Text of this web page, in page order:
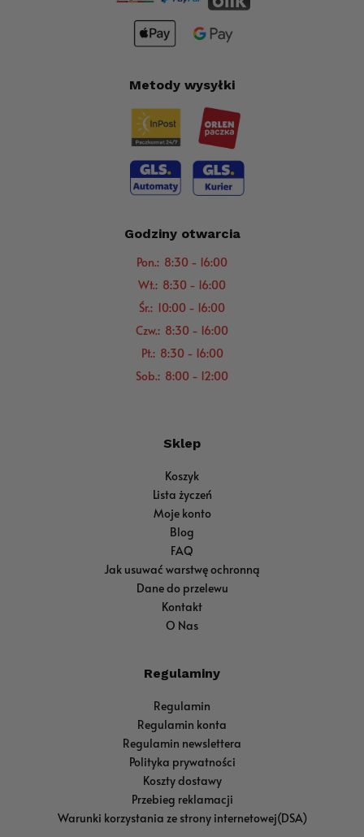
Metody wysyłki
Godziny otwarcia
Pon.: 8:30 - 16:00
Wt.: 8:30 - 16:00
Śr.: 10:00 - 16:00
Czw.: 8:30 - 16:00
Pt.: 8:30 - 16:00
Sob.: 8:00 - 12:00
Sklep
Koszyk
Lista życzeń
Moje konto
Blog
FAQ
Jak usuwać warstwę ochronną
Dane do przelewu
Kontakt
O Nas
Regulaminy
Regulamin
Regulamin konta
Regulamin newslettera
Polityka prywatności
Koszty dostawy
Przebieg reklamacji
Warunki korzystania ze strony internetowej(DSA)